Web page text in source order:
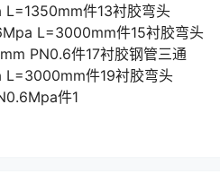
件13衬胶弯头
L=3000mm件15衬胶弯头
PN0.6件17衬胶钢管三通
件19衬胶弯头
件1